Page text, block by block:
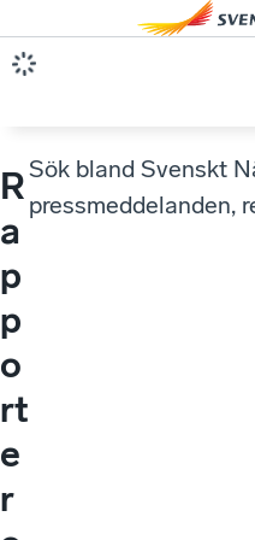
R
a
p
p
o
rt
e
r
Sök bland Svenskt
pressmeddelanden,